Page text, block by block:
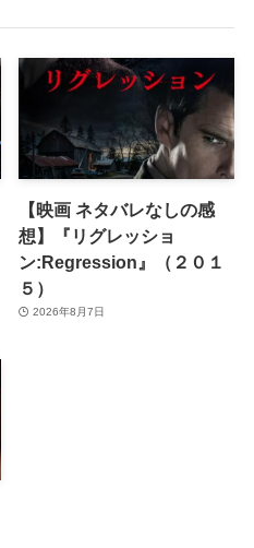
【映画 ネタバレなしの感
想】『リグレッショ
ン:Regression』（２０１
５）
2026年8月7日